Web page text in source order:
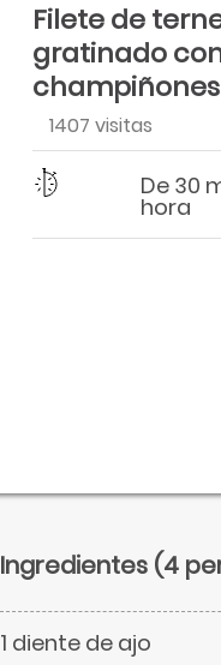
Filete de
gratinado
champiñones
1407 visitas
Dificultad
Tiempo De 30
hora
Ingredientes (4
1 diente de ajo